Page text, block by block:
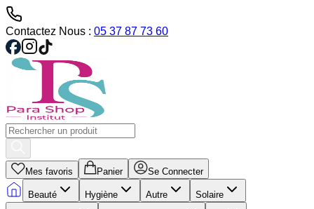
Contactez Nous : 05 37 87 73 60
Mes favoris Panier Se Connecter
Beauté Hygiène Autre Solaire